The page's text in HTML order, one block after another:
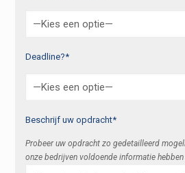
Deadline?*
Beschrijf uw opdracht*
Probeer uw opdracht zo gedetailleerd
onze bedrijven voldoende informatie